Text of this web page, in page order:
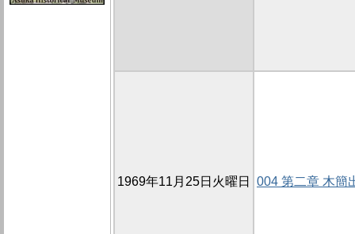
1969年11月25日火曜日 004 第二章 木簡